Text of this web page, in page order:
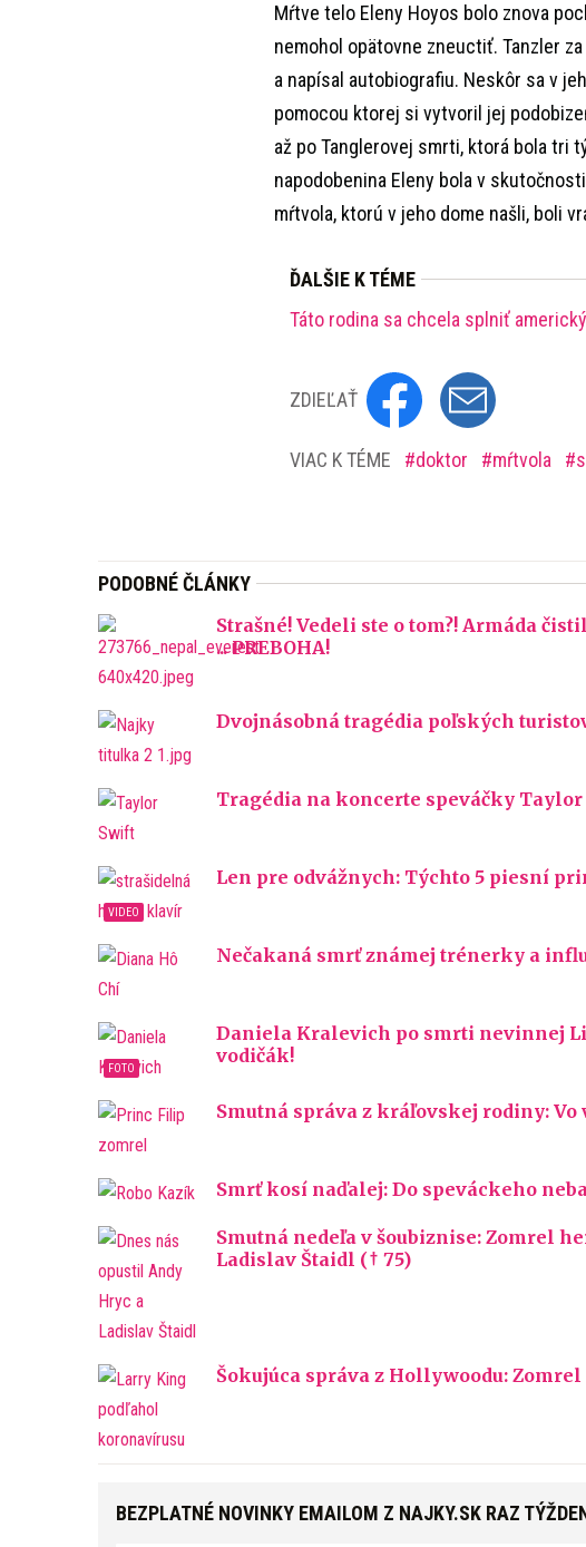
Mŕtve telo Eleny Hoyos bolo znova
nemohol opätovne zneuctiť. Tanzler
a napísal autobiografiu. Neskôr sa v
pomocou ktorej si vytvoril jej
až po Tanglerovej smrti, ktorá bola tri
napodobenina Eleny bola v
mŕtvola, ktorú v jeho dome našli, boli
ĎALŠIE K TÉME
Táto rodina sa chcela splniť
ZDIEĽAŤ
VIAC K TÉME doktor mŕtvola
PODOBNÉ ČLÁNKY
Strašné! Vedeli ste o tom?! Armáda
... PREBOHA!
Dvojnásobná tragédia poľských
Tragédia na koncerte speváčky
Len pre odvážnych: Týchto 5 piesní
Nečakaná smrť známej trénerky a
Daniela Kralevich po smrti nevinnej
vodičák!
Smutná správa z kráľovskej rodiny:
Smrť kosí naďalej: Do speváckeho
Smutná nedeľa v šoubiznise: Zomrel
Ladislav Štaidl († 75)
Šokujúca správa z Hollywoodu:
BEZPLATNÉ NOVINKY EMAILOM Z NAJKY.SK RAZ